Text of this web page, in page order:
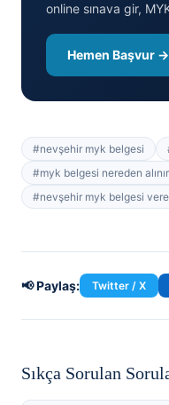
online sınava gir,
Hemen Başvur →
#nevşehir myk belgesi
#myk belgesi nereden alınır
#nevşehir myk belgesi
📢 Paylaş: Twitter / X
Sıkça Sorulan